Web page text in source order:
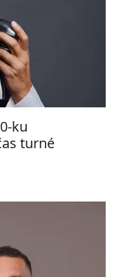
ku
turné